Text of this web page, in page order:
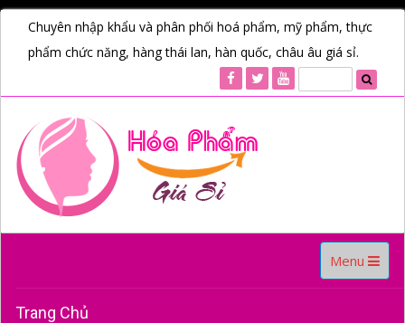
Chuyên nhập khẩu và phân phối hoá phẩm, mỹ phẩm, thực
phẩm chức năng, hàng thái lan, hàn quốc, châu âu giá sỉ.
Toggle
navigation
Menu
Trang Chủ